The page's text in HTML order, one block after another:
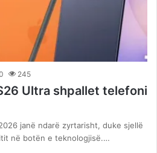
245
Ultra shpallet telefoni
janë ndarë zyrtarisht, duke sjellë
në botën e teknologjisë.…